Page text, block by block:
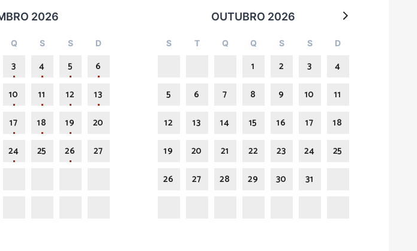
2026
Q S S D
3 4 5
6
10 11 12
13
17 18 19
20
24 25 26
27
OUTUBRO 2026
S T Q Q S S D
1 2 3
4
5
6 7 8 9 10
11
12
13 14 15 16 17
18
19
20 21 22 23 24
25
26
27 28 29 30 31